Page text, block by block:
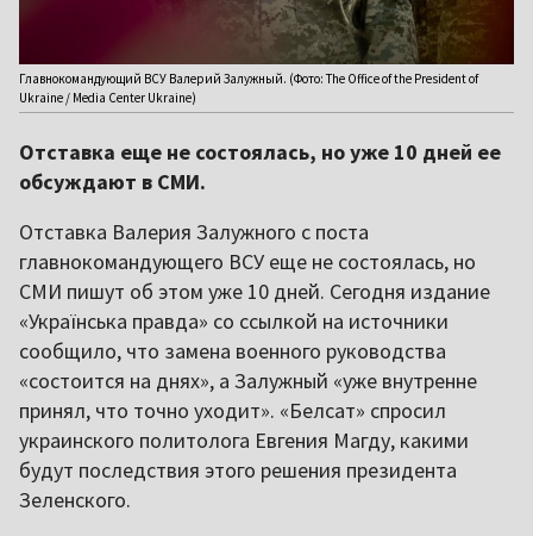
Главнокомандующий ВСУ Валерий Залужный. (Фото: The Office of the President of
Ukraine / Media Center Ukraine)
Отставка еще не состоялась, но уже 10 дней ее
обсуждают в СМИ.
Отставка Валерия Залужного с поста
главнокомандующего ВСУ еще не состоялась, но
СМИ пишут об этом уже 10 дней. Сегодня издание
«Українська правда» со ссылкой на источники
сообщило, что замена военного руководства
«состоится на днях», а Залужный «уже внутренне
принял, что точно уходит». «Белсат» спросил
украинского политолога Евгения Магду, какими
будут последствия этого решения президента
Зеленского.